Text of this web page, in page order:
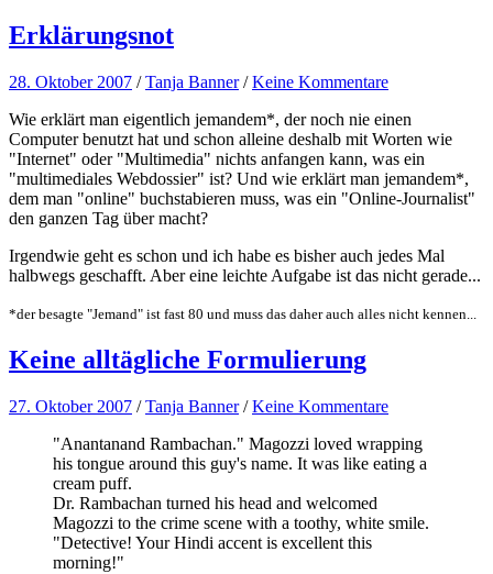
Erklärungsnot
28. Oktober 2007 /Tanja Banner /Keine Kommentare
Wie erklärt man eigentlich jemandem*, der noch nie einen
Computer benutzt hat und schon alleine deshalb mit Worten wie
"Internet" oder "Multimedia" nichts anfangen kann, was ein
"multimediales Webdossier" ist? Und wie erklärt man jemandem*,
dem man "online" buchstabieren muss, was ein "Online-Journalist"
den ganzen Tag über macht?
Irgendwie geht es schon und ich habe es bisher auch jedes Mal
halbwegs geschafft. Aber eine leichte Aufgabe ist das nicht gerade...
*der besagte "Jemand" ist fast 80 und muss das daher auch alles nicht kennen...
Keine alltägliche Formulierung
27. Oktober 2007 /Tanja Banner /Keine Kommentare
"Anantanand Rambachan." Magozzi loved wrapping
his tongue around this guy's name. It was like eating a
cream puff.
Dr. Rambachan turned his head and welcomed
Magozzi to the crime scene with a toothy, white smile.
"Detective! Your Hindi accent is excellent this
morning!"